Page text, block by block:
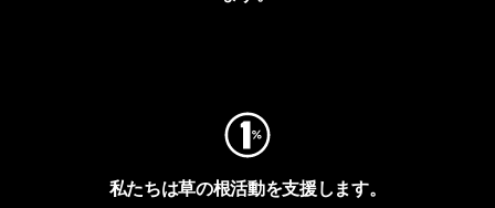
私たちは草の根活動を支援します。